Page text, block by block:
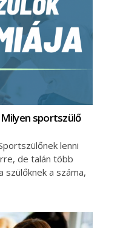
sportszülő
lenni
de talán több
a száma,